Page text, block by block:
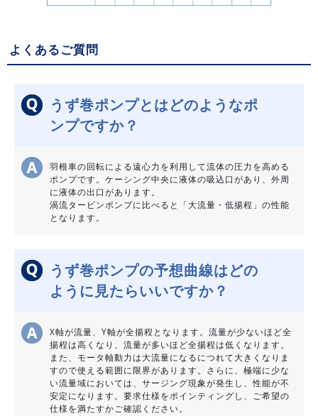
よくあるご質問
うず巻ポンプとはどのようなポ
ンプですか？
羽根車の回転による遠心力を利用して流体の圧力を高める
ポンプです。ケーシング中央に液体の吸込口があり、外周
に液体の出口があります。
渦流タービンポンプに比べると「大流量・低揚程」の性能
となります。
うず巻ポンプの予想曲線はどの
ように見たらいいですか？
X軸が流量、Y軸が全揚程となります。流量が少ないほど全
揚程は高くなり、流量が多いほど全揚程は低くなります。
また、モータ軸動力は大流量になるにつれて大きくなりま
すので使える範囲に限界があります。さらに、極端に少な
い流量域においては、サージング現象が発生し、性能が不
安定になります。要求仕様をポインティングし、ご希望の
仕様を満たすかご確認ください。